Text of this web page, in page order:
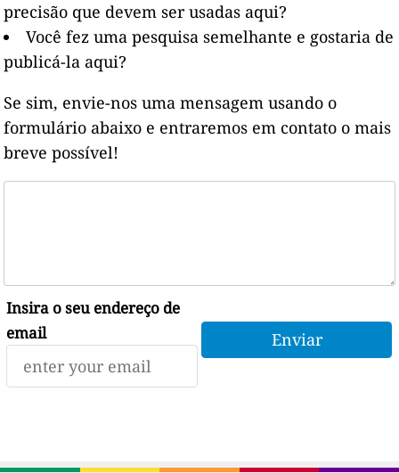
precisão que devem ser usadas aqui?
Você fez uma pesquisa semelhante e gostaria de
publicá-la aqui?
Se sim, envie-nos uma mensagem usando o
formulário abaixo e entraremos em contato o mais
breve possível!
Insira o seu endereço de
email